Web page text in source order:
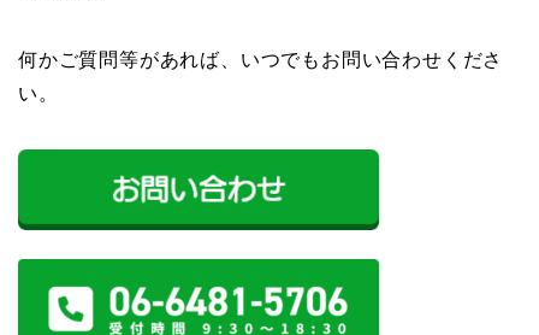
何かご質問等があれば、いつでもお問い合わせくださ
い。